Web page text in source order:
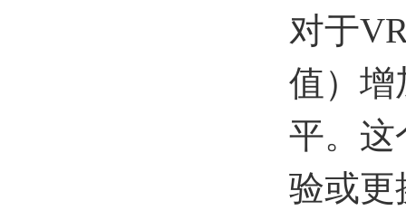
对于
值）增
平。这
验或更